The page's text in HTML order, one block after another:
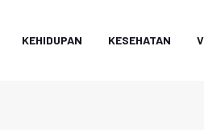
KEHIDUPAN KESEHATAN